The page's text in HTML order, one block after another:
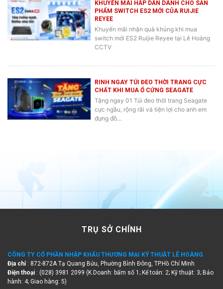
PHẨM SWITCH ES2 MỚI CỦA RUIJIE
REYEE
Khuyến mãi nhận quà khủng khi mua
switch mới ES2 Ruijie Reyee tại Lê Hoàng
CCTV
CHẤT KHI MUA Ổ CỨNG SEAGATE
Tặng ngay 01 Túi đeo thời trang Seagate
cực ngầu, rộng rãi và tiện lợi cho anh em
đựng đồ…
TRỤ SỞ CHÍNH
Địa chỉ : 872-872A Tạ Quang Bửu, Phường Bình Đông, TP.Hồ Chí Minh
Điện thoại : (028) 3981 2099 (K.Doanh: bấm số 1; Kế toán: 2; Kỹ thuật: 3; Bảo
hành: 4; Giao hàng: 5)